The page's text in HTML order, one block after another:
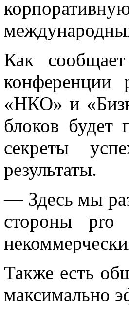
Как
конференции
«НКО» и
блоков будет
секреты
результаты.
— Здесь мы
стороны pro
Также есть
максимально